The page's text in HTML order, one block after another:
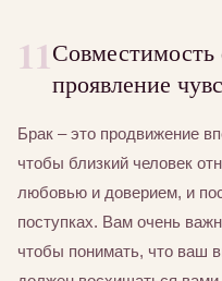
11
проявление
Брак – это продвижение
чтобы близкий человек
любовью и доверием, и
поступках. Вам очень
чтобы понимать, что ваш